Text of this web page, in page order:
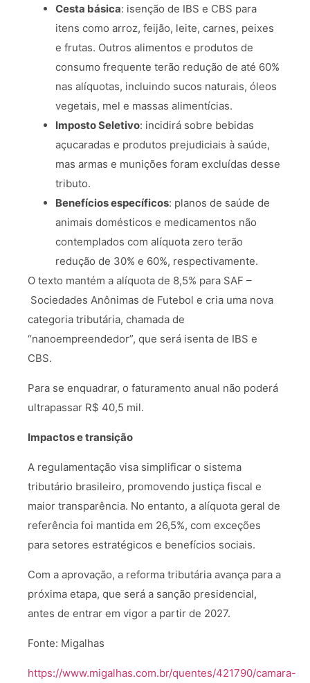
Cesta básica: isenção de IBS e CBS para
itens como arroz, feijão, leite, carnes, peixes
e frutas. Outros alimentos e produtos de
consumo frequente terão redução de até 60%
nas alíquotas, incluindo sucos naturais, óleos
vegetais, mel e massas alimentícias.
Imposto Seletivo: incidirá sobre bebidas
açucaradas e produtos prejudiciais à saúde,
mas armas e munições foram excluídas desse
tributo.
Benefícios específicos: planos de saúde de
animais domésticos e medicamentos não
contemplados com alíquota zero terão
redução de 30% e 60%, respectivamente.
O texto mantém a alíquota de 8,5% para SAF –
Sociedades Anônimas de Futebol e cria uma nova
categoria tributária, chamada de
“nanoempreendedor”, que será isenta de IBS e
CBS.
Para se enquadrar, o faturamento anual não poderá
ultrapassar R$ 40,5 mil.
Impactos e transição
A regulamentação visa simplificar o sistema
tributário brasileiro, promovendo justiça fiscal e
maior transparência. No entanto, a alíquota geral de
referência foi mantida em 26,5%, com exceções
para setores estratégicos e benefícios sociais.
Com a aprovação, a reforma tributária avança para a
próxima etapa, que será a sanção presidencial,
antes de entrar em vigor a partir de 2027.
Fonte: Migalhas
https://www.migalhas.com.br/quentes/421790/camara-